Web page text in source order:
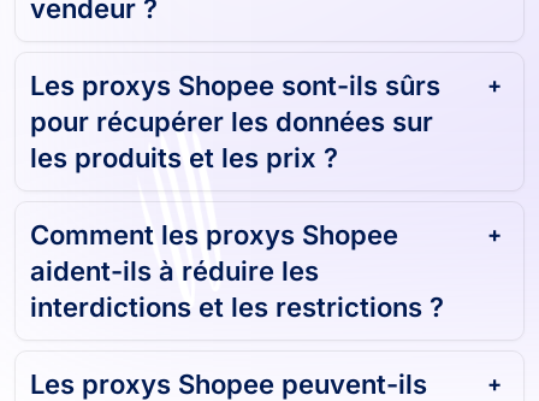
vendeur ?
Les proxys Shopee sont-ils sûrs
pour récupérer les données sur
les produits et les prix ?
Comment les proxys Shopee
aident-ils à réduire les
interdictions et les restrictions ?
Les proxys Shopee peuvent-ils